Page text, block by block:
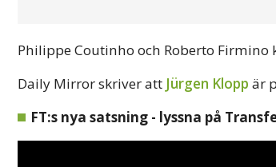
Philippe Coutinho och Roberto
Daily Mirror skriver att Jürgen Klopp är
FT:s nya satsning - lyssna på